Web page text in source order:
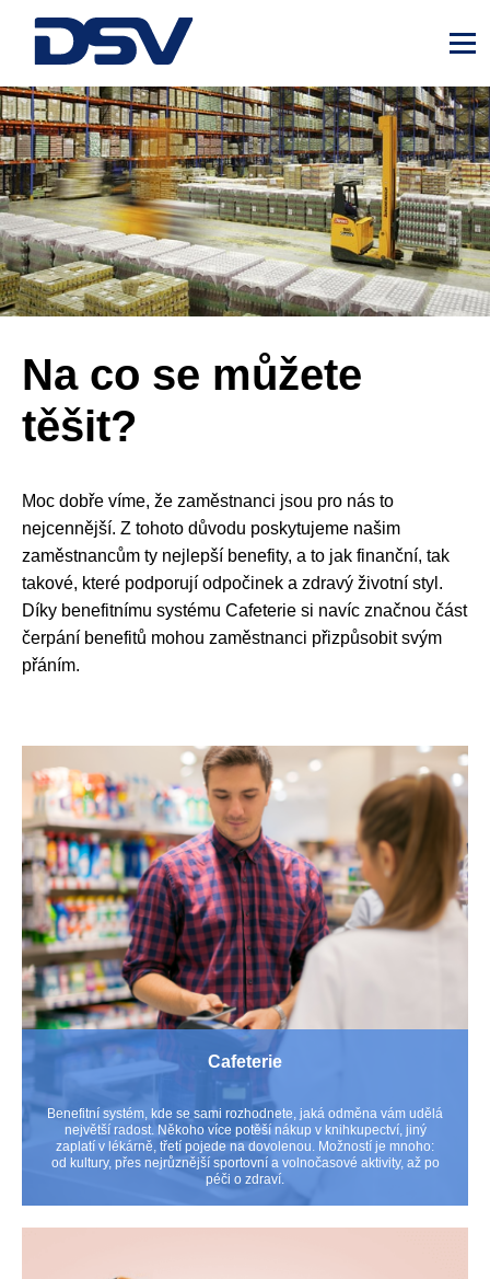
Na co se můžete
těšit?
Moc dobře víme, že zaměstnanci jsou pro nás to
nejcennější. Z tohoto důvodu poskytujeme našim
zaměstnancům ty nejlepší benefity, a to jak finanční, tak
takové, které podporují odpočinek a zdravý životní styl.
Díky benefitnímu systému Cafeterie si navíc značnou část
čerpání benefitů mohou zaměstnanci přizpůsobit svým
přáním.
Cafeterie
Benefitní systém, kde se sami rozhodnete, jaká odměna vám udělá
největší radost. Někoho více potěší nákup v knihkupectví, jiný
zaplatí v lékárně, třetí pojede na dovolenou. Možností je mnoho:
od kultury, přes nejrůznější sportovní a volnočasové aktivity, až po
péči o zdraví.